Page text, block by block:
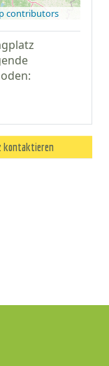
contributors
kontaktieren